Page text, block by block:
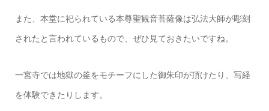
また、本堂に祀られている本尊聖観音菩薩像は弘法大師が彫刻
されたと言われているもので、ぜひ見ておきたいですね。
一宮寺では地獄の釜をモチーフにした御朱印が頂けたり、写経
を体験できたりします。